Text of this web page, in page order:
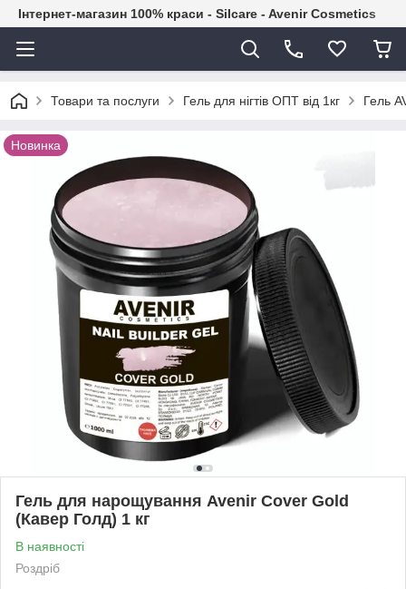
Інтернет-магазин 100% краси - Silcare - Avenir Cosmetics
Товари та послуги Гель для нігтів ОПТ від 1кг Гель
Новинка
Гель для нарощування Avenir Cover Gold
(Кавер Голд) 1 кг
В наявності
Роздріб